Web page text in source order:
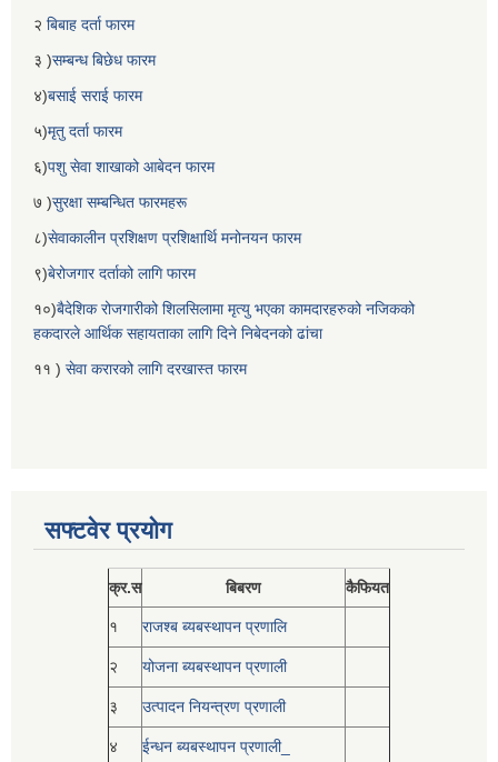
२ बिबाह दर्ता फारम
३ )सम्बन्ध बिछेध फारम
४)बसाई सराई फारम
५)मृतु दर्ता फारम
६)पशु सेवा शाखाको आबेदन फारम
७ )सुरक्षा सम्बन्धित फारमहरू
८)सेवाकालीन प्रशिक्षण प्रशिक्षार्थि मनोनयन फारम
९)बेरोजगार दर्ताको लागि फारम
१०)बैदेशिक रोजगारीको शिलसिलामा मृत्यु भएका कामदारहरुको नजिकको
हकदारले आर्थिक सहायताका लागि दिने निबेदनको ढांचा
११ ) सेवा करारको लागि दरखास्त फारम
सफ्टवेर प्रयोग
क्र.स बिबरण कैफियत
१ राजश्ब ब्यबस्थापन प्रणालि
२ योजना ब्यबस्थापन प्रणाली
३ उत्पादन नियन्त्रण प्रणाली
४ ईन्धन ब्यबस्थापन प्रणाली_